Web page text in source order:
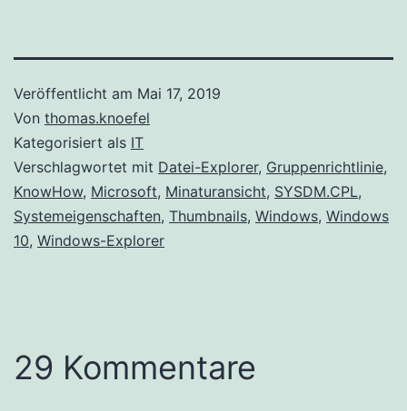
Veröffentlicht am Mai 17, 2019
Von thomas.knoefel
Kategorisiert als IT
Verschlagwortet mit Datei-Explorer, Gruppenrichtlinie,
KnowHow, Microsoft, Minaturansicht, SYSDM.CPL,
Systemeigenschaften, Thumbnails, Windows, Windows
10, Windows-Explorer
29 Kommentare